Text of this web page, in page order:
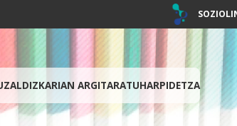
ALDIZKARIAN ARGITARATUHARPIDETZA